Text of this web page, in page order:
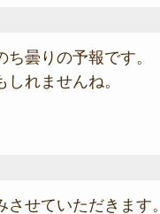
曇りの予報です。
れませんね。
せていただきます。